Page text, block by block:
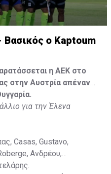
Navratil, Raul, Szor,
Czekus, Ilievski,
Kovasic, Jovicic, Szeles,
ο Kaptoum
η ΑΕΚ στο
στην Αυστρία απέναντι
για την Έλενα
Casas, Gustavo,
Aνδρέου,